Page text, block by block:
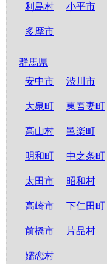
利島村 小平市
多摩市
群馬県
安中市
渋川市
大泉町 東吾妻町
高山村 邑楽町
明和町 中之条町
太田市 昭和村
高崎市 下仁田町
前橋市 片品村
嬬恋村